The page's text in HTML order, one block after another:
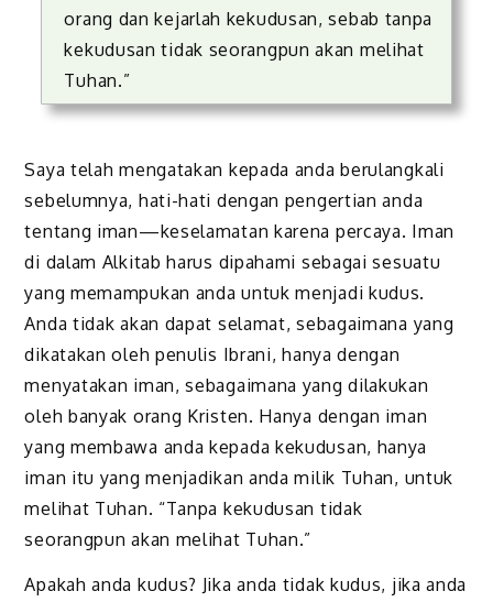
orang dan kejarlah kekudusan, sebab tanpa
kekudusan tidak seorangpun akan melihat
Tuhan.”
Saya telah mengatakan kepada anda berulangkali
sebelumnya, hati-hati dengan pengertian anda
tentang iman—keselamatan karena percaya. Iman
di dalam Alkitab harus dipahami sebagai sesuatu
yang memampukan anda untuk menjadi kudus.
Anda tidak akan dapat selamat, sebagaimana yang
dikatakan oleh penulis Ibrani, hanya dengan
menyatakan iman, sebagaimana yang dilakukan
oleh banyak orang Kristen. Hanya dengan iman
yang membawa anda kepada kekudusan, hanya
iman itu yang menjadikan anda milik Tuhan, untuk
melihat Tuhan. “Tanpa kekudusan tidak
seorangpun akan melihat Tuhan.”
Apakah anda kudus? Jika anda tidak kudus, jika anda